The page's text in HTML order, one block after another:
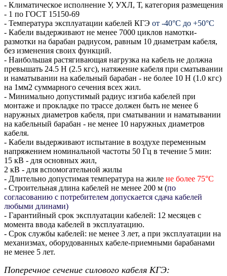
- Климатическое исполнение У, УХЛ, Т, категория размещения
- 1 по ГОСТ 15150-69
- Температура эксплуатации кабелей КГЭ от -40°С до +50°С
- Кабели выдерживают не менее 7000 циклов намотки-
размотки на барабан радиусом, равным 10 диаметрам кабеля,
без изменения своих функций.
- Наибольшая растягивающая нагрузка на кабель не должна
превышать 24.5 Н (2.5 кгс), натяжение кабеля при сматывании
и наматывании на кабельный барабан - не более 10 Н (1.0 кгс)
на 1мм2 суммарного сечения всех жил.
- Минимально допустимый радиус изгиба кабелей при
монтаже и прокладке по трассе должен быть не менее 6
наружных диаметров кабеля, при сматывании и наматывании
на кабельный барабан - не менее 10 наружных диаметров
кабеля.
- Кабели выдерживают испытание в воздухе переменным
напряжением номинальной частоты 50 Гц в течение 5 мин:
15 кВ - для основных жил,
2 кВ - для вспомогательной жилы
- Длительно допустимая температура на жиле не более 75°С
- Строительная длина кабелей не менее 200 м (по
согласованию с потребителем допускается сдача кабелей
любыми длинами)
- Гарантийный срок эксплуатации кабелей: 12 месяцев с
момента ввода кабелей в эксплуатацию.
- Срок службы кабелей: не менее 3 лет, а при эксплуатации на
механизмах, оборудованных кабеле-приемными барабанами
не менее 5 лет.
Поперечное сечение силового кабеля КГЭ: